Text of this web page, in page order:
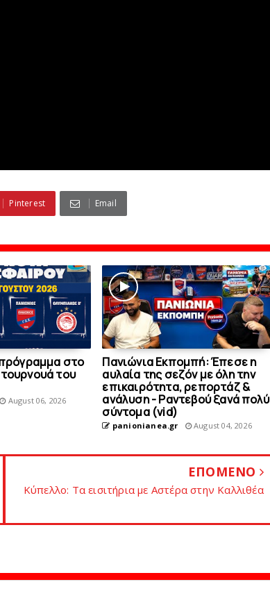
Pinterest Email
στο
του
August 06, 2026
Πανιώνια Εκπομπή: Έπεσε η
αυλαία της σεζόν με όλη την
επικαιρότητα, ρεπορτάζ &
ανάλυση - Ραντεβού ξανά πολύ
σύντομα (vid)
panionianea.gr August 04, 2026
ΕΠΟΜΕΝΟ
Κύπελλο: Τα εισιτήρια με Αστέρα στην Καλλιθέα